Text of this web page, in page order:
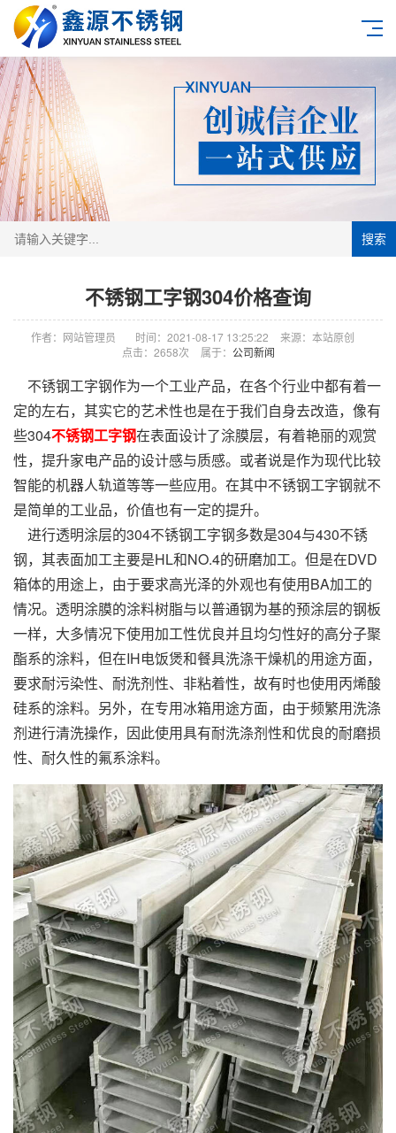
搜索
不锈钢工字钢304价格查询
作者：网站管理员 时间：2021-08-17 13:25:22
来源：本站原创
点击：2658次
属于： 公司新闻
不锈钢工字钢作为一个工业产品，在各个行业中都有着一
定的左右，其实它的艺术性也是在于我们自身去改造，像有
些304不锈钢工字钢在表面设计了涂膜层，有着艳丽的观赏
性，提升家电产品的设计感与质感。或者说是作为现代比较
智能的机器人轨道等等一些应用。在其中不锈钢工字钢就不
是简单的工业品，价值也有一定的提升。
进行透明涂层的304不锈钢工字钢多数是304与430不锈
钢，其表面加工主要是HL和NO.4的研磨加工。但是在DVD
箱体的用途上，由于要求高光泽的外观也有使用BA加工的
情况。透明涂膜的涂料树脂与以普通钢为基的预涂层的钢板
一样，大多情况下使用加工性优良并且均匀性好的高分子聚
酯系的涂料，但在IH电饭煲和餐具洗涤干燥机的用途方面，
要求耐污染性、耐洗剂性、非粘着性，故有时也使用丙烯酸
硅系的涂料。另外，在专用冰箱用途方面，由于频繁用洗涤
剂进行清洗操作，因此使用具有耐洗涤剂性和优良的耐磨损
性、耐久性的氟系涂料。